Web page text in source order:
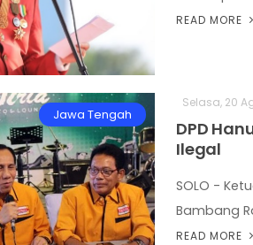
READ MORE
Jawa Tengah
Selasa, 20
DPD
Ilegal
SOLO -
Bambang
READ MORE